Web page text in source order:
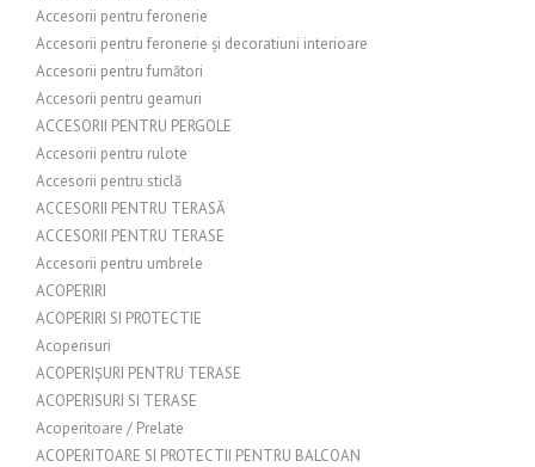
Accesorii pentru feronerie
Accesorii pentru feronerie și decoratiuni interioare
Accesorii pentru fumători
Accesorii pentru geamuri
ACCESORII PENTRU PERGOLE
Accesorii pentru rulote
Accesorii pentru sticlă
ACCESORII PENTRU TERASĂ
ACCESORII PENTRU TERASE
Accesorii pentru umbrele
ACOPERIRI
ACOPERIRI SI PROTECTIE
Acoperisuri
ACOPERIȘURI PENTRU TERASE
ACOPERISURI SI TERASE
Acoperitoare / Prelate
ACOPERITOARE SI PROTECTII PENTRU BALCOAN